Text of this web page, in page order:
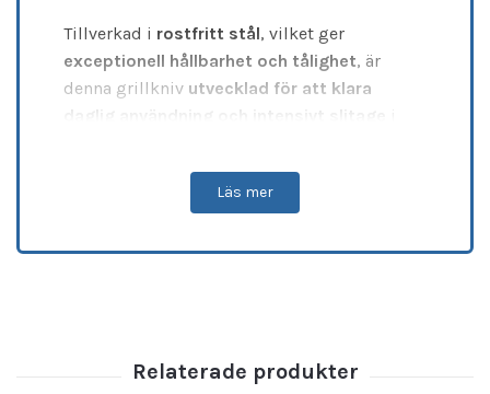
Tillverkad i rostfritt stål, vilket ger
exceptionell hållbarhet och tålighet, är
denna grillkniv utvecklad för att klara
daglig användning och intensivt slitage
Produktinformation
Material:Rostfritt stål
Läs mer